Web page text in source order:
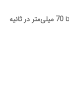
تا 70 میلی‌متر در ثانیه